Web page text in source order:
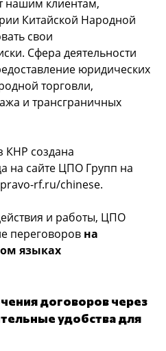
нашим клиентам,
Китайской Народной
свои
Сфера деятельности
юридических
торговли,
и трансграничных
КНР создана
на сайте ЦПО Групп на
rf.ru/chinese.
и работы, ЦПО
переговоров на
языках
договоров через
удобства для